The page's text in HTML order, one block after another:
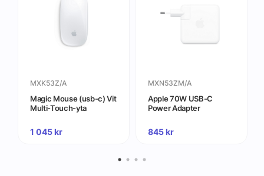
MXK53Z/A
Magic Mouse (usb‑c) Vit
Multi-Touch-yta
1 045kr
MXN53ZM/A
Apple 70W USB-C
Power Adapter
845kr